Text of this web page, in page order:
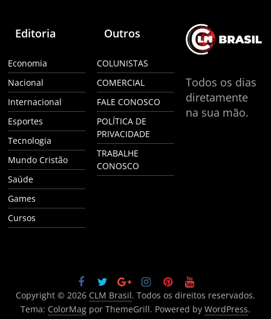
Editoria
Economia
Nacional
Internacional
Esportes
Tecnologia
Mundo Cristão
Saúde
Games
Cursos
Outros
COLUNISTAS
COMERCIAL
FALE CONOSCO
POLÍTICA DE
PRIVACIDADE
TRABALHE
CONOSCO
Todos os dias
diretamente
na sua mão.
Copyright © 2026 CLM Brasil. Todos os direitos reservados.
Tema: ColorMagpor ThemeGrill. Powered by WordPress.